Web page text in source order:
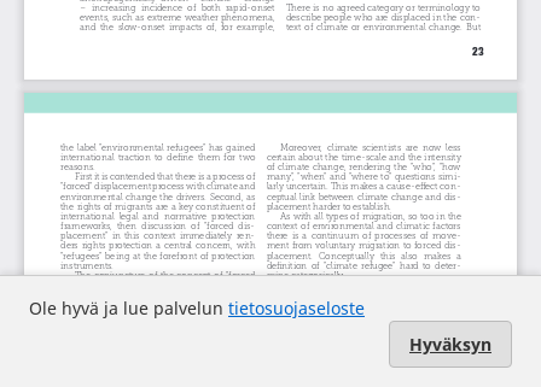
Ole hyvä ja lue palvelun tietosuojaseloste
Hyväksyn